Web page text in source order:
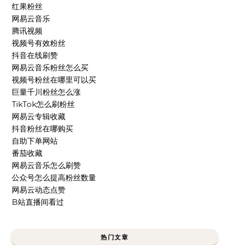
红果粉丝
网易云音乐
腾讯视频
视频号有效粉丝
抖音在线刷赞
网易云音乐粉丝怎么买
视频号粉丝在哪里可以买
巨量千川粉丝怎么涨
TikTok怎么刷粉丝
网易云专辑收藏
抖音粉丝在哪购买
自助下单网站
番茄收藏
网易云音乐怎么刷赞
公众号怎么提高粉丝数量
网易云动态点赞
B站直播间看过
热门文章